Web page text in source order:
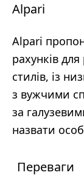
Alpari
Alpari
рахунків
стилів, із
з вужчими
за
назвати
Переваги